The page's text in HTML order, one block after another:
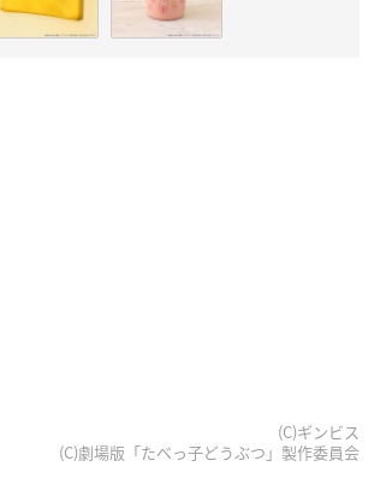
(C)ギンビス
(C)劇場版「たべっ子どうぶつ」製作委員会